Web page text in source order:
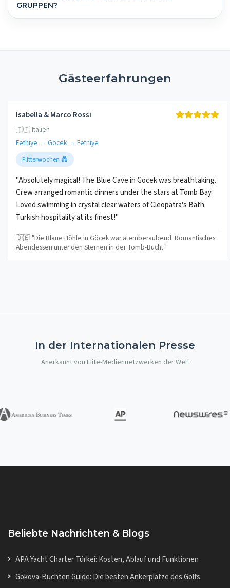
GRUPPEN?
Gästeerfahrungen
Isabella & Marco Rossi
🇮🇹 Italien
Fethiye → Göcek → Fethiye
Flitterwochen 💑
"Absolutely magical! The Blue Cave in Göcek was breathtaking.
Crew arranged romantic dinners under the stars at Tomb Bay.
Loved swimming in crystal clear waters of Cleopatra's Bath.
Turkish hospitality at its finest!"
🇩🇪 "Die Blaue Höhle in Göcek war atemberaubend. Romantisches
Abendessen unter den Sternen in der Tomb-Bucht."
In der Internationalen Presse
Anerkannt von Elite-Mediennetzwerken der Welt
Beliebte Nachrichten & Blogs
APA Yacht Charter Türkei: Kosten, Ablauf und Funktionen
Gökova-Buchten Guide: Die besten Ankerplätze des Golfs